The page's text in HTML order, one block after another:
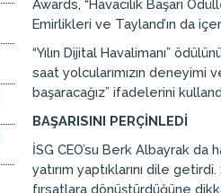
Awards, “Havacılık Başarı
Emirlikleri ve Tayland’ın da
“Yılın Dijital Havalimanı”
saat yolcularımızın deneyimi
başaracağız” ifadelerini
BAŞARISINI PERÇİNLEDİ
İSG CEO’su Berk Albayrak da
yatırım yaptıklarını dile
fırsatlara dönüştürdüğüne